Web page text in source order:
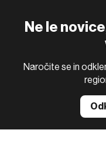
Ne le
Naročite se in
the BLOOMBERG logo
Bloomberg Finance L.P.
Bloomberg